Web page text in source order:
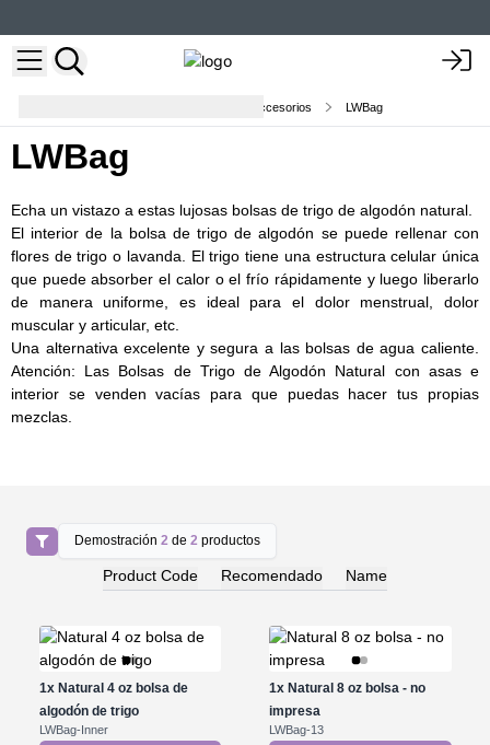
Embalajes, Bolsas de Organza y Accesorios LWBag
LWBag
Echa un vistazo a estas lujosas bolsas de trigo de algodón natural.
El interior de la bolsa de trigo de algodón se puede rellenar con
flores de trigo o lavanda. El trigo tiene una estructura celular única
que puede absorber el calor o el frío rápidamente y luego liberarlo
de manera uniforme, es ideal para el dolor menstrual, dolor
muscular y articular, etc.
Una alternativa excelente y segura a las bolsas de agua caliente.
Atención: Las Bolsas de Trigo de Algodón Natural con asas e
interior se venden vacías para que puedas hacer tus propias
mezclas.
Demostración2 de2 productos
Product Code Recomendado Name
1xNatural 4 oz bolsa de
algodón de trigo
LWBag-Inner
1x Natural 8 oz bolsa - no
impresa
LWBag-13